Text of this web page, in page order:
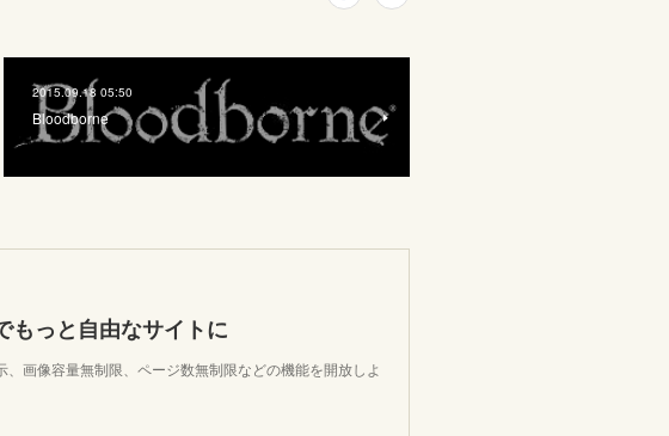
2015.09.18 05:50
Bloodborne
もっと自由なサイトに
画像容量無制限、ページ数無制限などの機能を開放しよ